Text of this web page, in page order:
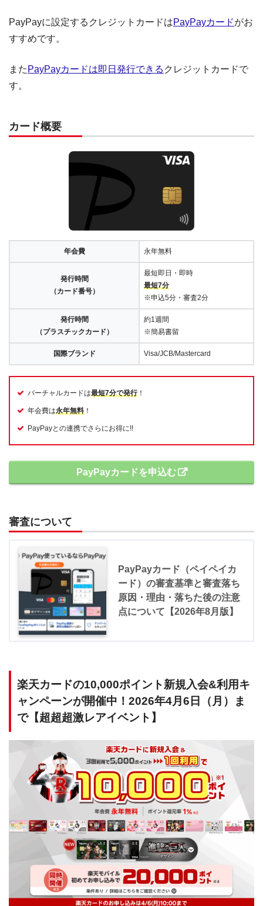
PayPayに設定するクレジットカードはPayPayカードがお
すすめです。
また PayPayカードは即日発行できる クレジットカードで
す。
カード概要
年会費 永年無料
発行時間
（カード番号）
最短即日・即時
最短7分
※申込5分・審査2分
発行時間
（プラスチックカード）
約1週間
※簡易書留
国際ブランド Visa/JCB/Mastercard
バーチャルカードは最短7分で発行！
年会費は永年無料 ！
PayPayとの連携でさらにお得に!!
PayPayカードを申込む
審査について
PayPayカード（ペイペイカ
ード）の審査基準と審査落ち
原因・理由・落ちた後の注意
点について【2026年8月版】
楽天カードの10,000ポイント新規入会&利用キ
ャンペーンが開催中！2026年4月6日（月）ま
で【超超超激レアイベント】